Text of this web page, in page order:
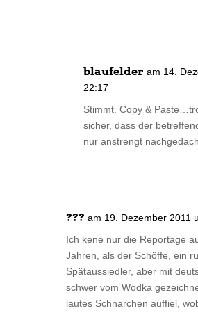
blaufelder am 14.
22:17
Stimmt. Copy &
sicher, dass der
nur anstrengt
??? am 19. Dezember 2011
Ich kene nur die Reportage
Jahren, als der Schöffe, ein
Spätaussiedler, aber mit
schwer vom Wodka
lautes Schnarchen auffiel,